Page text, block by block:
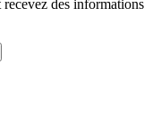
recevez des informations